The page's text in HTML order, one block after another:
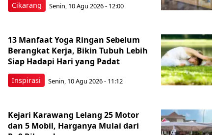
Cikarang Senin, 10 Agu 2026 - 12:00
Inspirasi
13 Manfaat Yoga Ringan Sebelum
Berangkat Kerja, Bikin Tubuh Lebih
Siap Hadapi Hari yang Padat
Senin, 10 Agu 2026 - 11:12
Kejari Karawang Lelang 25 Motor
dan 5 Mobil, Harganya Mulai dari